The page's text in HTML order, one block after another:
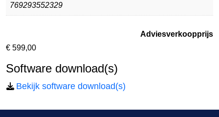
769293552329
Adviesverkoopprijs
€ 599,00
Software download(s)
Bekijk software download(s)